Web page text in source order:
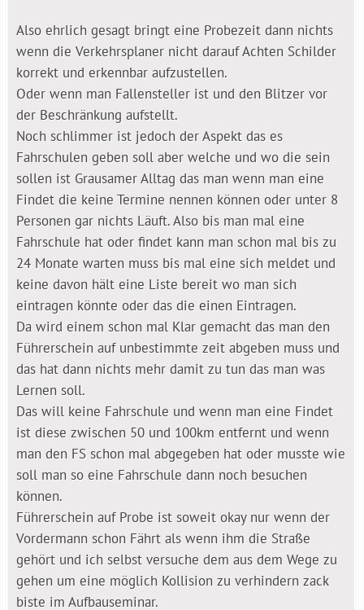
Also ehrlich gesagt bringt eine Probezeit dann nichts
wenn die Verkehrsplaner nicht darauf Achten Schilder
korrekt und erkennbar aufzustellen.
Oder wenn man Fallensteller ist und den Blitzer vor
der Beschränkung aufstellt.
Noch schlimmer ist jedoch der Aspekt das es
Fahrschulen geben soll aber welche und wo die sein
sollen ist Grausamer Alltag das man wenn man eine
Findet die keine Termine nennen können oder unter 8
Personen gar nichts Läuft. Also bis man mal eine
Fahrschule hat oder findet kann man schon mal bis zu
24 Monate warten muss bis mal eine sich meldet und
keine davon hält eine Liste bereit wo man sich
eintragen könnte oder das die einen Eintragen.
Da wird einem schon mal Klar gemacht das man den
Führerschein auf unbestimmte zeit abgeben muss und
das hat dann nichts mehr damit zu tun das man was
Lernen soll.
Das will keine Fahrschule und wenn man eine Findet
ist diese zwischen 50 und 100km entfernt und wenn
man den FS schon mal abgegeben hat oder musste wie
soll man so eine Fahrschule dann noch besuchen
können.
Führerschein auf Probe ist soweit okay nur wenn der
Vordermann schon Fährt als wenn ihm die Straße
gehört und ich selbst versuche dem aus dem Wege zu
gehen um eine möglich Kollision zu verhindern zack
biste im Aufbauseminar.